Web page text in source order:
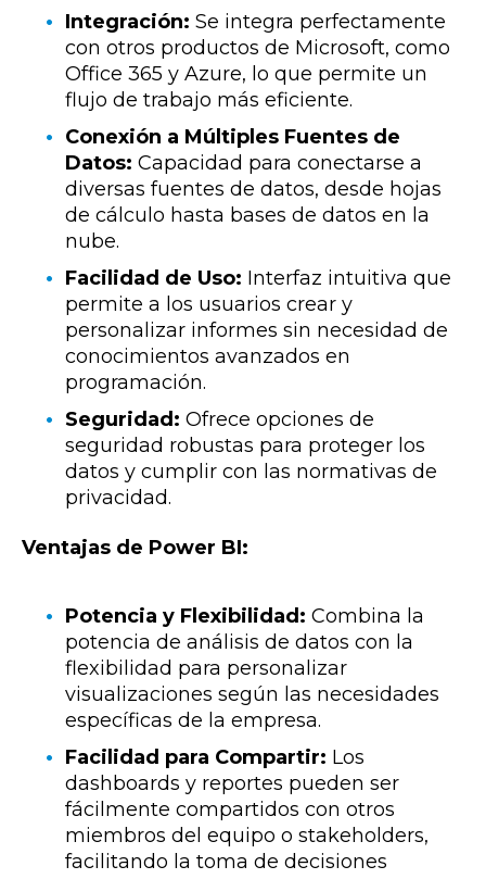
Integración: Se integra perfectamente
con otros productos de Microsoft, como
Office 365 y Azure, lo que permite un
flujo de trabajo más eficiente.
Conexión a Múltiples Fuentes de
Datos: Capacidad para conectarse a
diversas fuentes de datos, desde hojas
de cálculo hasta bases de datos en la
nube.
Facilidad de Uso: Interfaz intuitiva que
permite a los usuarios crear y
personalizar informes sin necesidad de
conocimientos avanzados en
programación.
Seguridad: Ofrece opciones de
seguridad robustas para proteger los
datos y cumplir con las normativas de
privacidad.
Ventajas de Power BI:
Potencia y Flexibilidad: Combina la
potencia de análisis de datos con la
flexibilidad para personalizar
visualizaciones según las necesidades
específicas de la empresa.
Facilidad para Compartir: Los
dashboards y reportes pueden ser
fácilmente compartidos con otros
miembros del equipo o stakeholders,
facilitando la toma de decisiones